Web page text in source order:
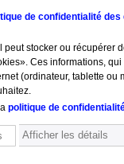
de confidentialité des
peut stocker ou récupérer
Ces informations,
(ordinateur, tablette
politique de
Afficher les détails